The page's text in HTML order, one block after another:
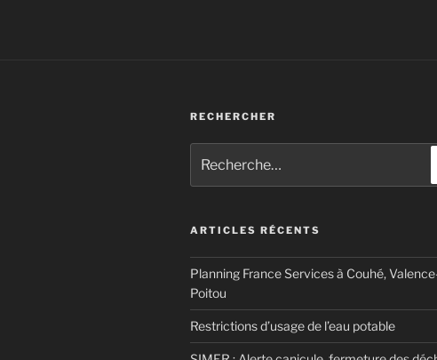
RECHERCHER
pour
:
ARTICLES RÉCENTS
Planning France Services à Couhé,
Poitou
Restrictions d’usage de l’eau potable